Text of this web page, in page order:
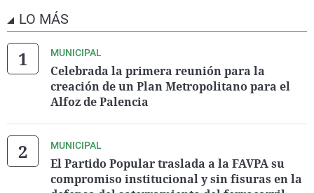
LO MÁS
MUNICIPAL
Celebrada la primera reunión para la
creación de un Plan Metropolitano para el
Alfoz de Palencia
MUNICIPAL
El Partido Popular traslada a la FAVPA su
compromiso institucional y sin fisuras en la